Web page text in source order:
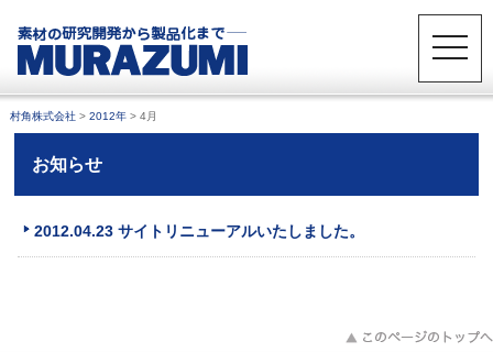
toggle
村角株式会社> 2012年> 4月
お知らせ
2012.04.23 サイトリニューアルいたしました。